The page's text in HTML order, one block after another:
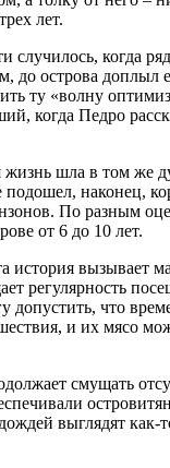
лет.
случилось, когда
до острова доплыл
ту «волну
когда Педро
шла в том же
подошел, наконец,
По разным
от 6 до 10 лет.
история вызывает
регулярность
допустить, что
и их мясо
смущать
выглядят как-